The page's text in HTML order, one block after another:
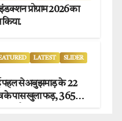
प्रोग्राम 2026 का
LATEST
SLIDER
पहल से अबुझमाड़ के 22
के पास खुला फड़, 365